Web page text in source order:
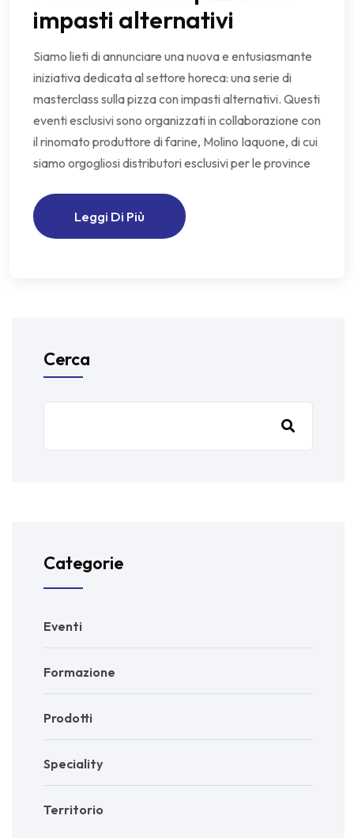
impasti alternativi
Siamo lieti di annunciare una nuova e entusiasmante
iniziativa dedicata al settore horeca: una serie di
masterclass sulla pizza con impasti alternativi. Questi
eventi esclusivi sono organizzati in collaborazione con
il rinomato produttore di farine, Molino Iaquone, di cui
siamo orgogliosi distributori esclusivi per le province
Leggi Di Più
Cerca
Categorie
Eventi
Formazione
Prodotti
Speciality
Territorio